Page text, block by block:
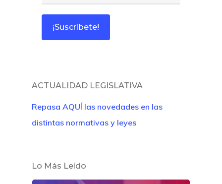
ACTUALIDAD LEGISLATIVA
Repasa AQUÍ las novedades en las
distintas normativas y leyes
Lo Más Leído
¿Quiénes